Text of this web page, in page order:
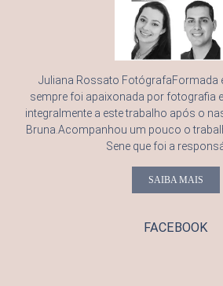
Juliana Rossato FotógrafaFormada
sempre foi apaixonada por fotografia
integralmente a este trabalho após o
Bruna.Acompanhou um pouco o
Sene que foi a
SAIBA MAIS
FACEBOOK